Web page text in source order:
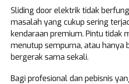
Sliding door elektrik tidak
masalah yang cukup sering
kendaraan premium. Pintu tidak
menutup sempurna, atau hanya
bergerak sama sekali.
Bagi profesional dan pebisnis